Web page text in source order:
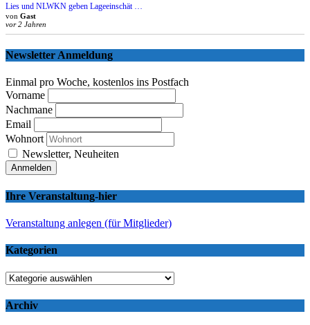
Lies und NLWKN geben Lageeinschät …
von Gast
vor 2 Jahren
Newsletter Anmeldung
Einmal pro Woche, kostenlos ins Postfach
Vorname
Nachmane
Email
Wohnort
Newsletter, Neuheiten
Ihre Veranstaltung-hier
Veranstaltung anlegen (für Mitglieder)
Kategorien
Kategorien
Archiv